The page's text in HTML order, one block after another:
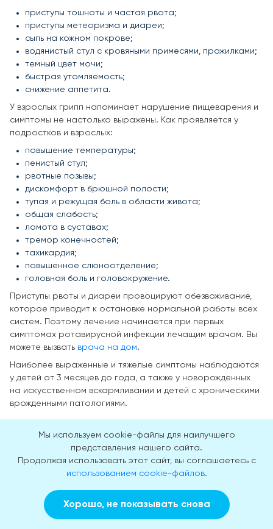
приступы тошноты и частая рвота;
приступы метеоризма и диареи;
сыпь на кожном покрове;
водянистый стул с кровяными примесями, прожилками;
темный цвет мочи;
быстрая утомляемость;
снижение аппетита.
У взрослых грипп напоминает нарушение пищеварения и
симптомы не настолько выражены. Как проявляется у
подростков и взрослых:
повышение температуры;
пенистый стул;
рвотные позывы;
дискомфорт в брюшной полости;
тупая и режущая боль в области живота;
общая слабость;
ломота в суставах;
тремор конечностей;
тахикардия;
повышенное слюноотделение;
головная боль и головокружение.
Приступы рвоты и диареи провоцируют обезвоживание,
которое приводит к остановке нормальной работы всех
систем. Поэтому лечение начинается при первых
симптомах ротавирусной инфекции лечащим врачом. Вы
можете вызвать врача на дом.
Наиболее выраженные и тяжелые симптомы наблюдаются
у детей от 3 месяцев до года, а также у новорожденных
на искусственном вскармливании и детей с хроническими
врожденными патологиями.
Мы используем cookie-файлы для наилучшего
представления нашего сайта.
Продолжая использовать этот сайт, вы соглашаетесь с
использованием cookie-файлов.
Хорошо, не показывать снова
Заказать звонок Вызвать врача на дом